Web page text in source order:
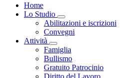
Home
Lo Studio
Toggle Dropdown
Abilitazioni e iscrizioni
Convegni
Attività
Toggle Dropdown
Famiglia
Bullismo
Gratuito Patrocinio
Diritto del Lavoro